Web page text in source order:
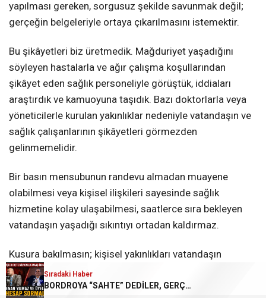
yapılması gereken, sorgusuz şekilde savunmak değil;
gerçeğin belgeleriyle ortaya çıkarılmasını istemektir.
Bu şikâyetleri biz üretmedik. Mağduriyet yaşadığını
söyleyen hastalarla ve ağır çalışma koşullarından
şikâyet eden sağlık personeliyle görüştük, iddiaları
araştırdık ve kamuoyuna taşıdık. Bazı doktorlarla veya
yöneticilerle kurulan yakınlıklar nedeniyle vatandaşın ve
sağlık çalışanlarının şikâyetleri görmezden
gelinmemelidir.
Bir basın mensubunun randevu almadan muayene
olabilmesi veya kişisel ilişkileri sayesinde sağlık
hizmetine kolay ulaşabilmesi, saatlerce sıra bekleyen
vatandaşın yaşadığı sıkıntıyı ortadan kaldırmaz.
Kusura bakılmasın; kişisel yakınlıkları vatandaşın
mağduriyetinin önüne koymak gazeteciliğin değil,
kişisel çıkarların savunulması anlamına gelir. Bizim
Sıradaki Haber
BORDROYA “SAHTE” DEDİLER, GERÇEK MAAŞI AÇIKLAMADILAR!